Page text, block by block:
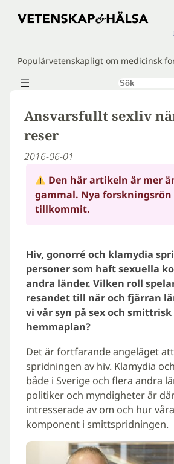
Hoppa
Populärvetenskapligt om medicinsk
Sök
Ansvarsfullt sexliv
reser
2016-06-01
Den här artikeln är mer
gammal. Nya forskningsrön
tillkommit.
Hiv, gonorré och klamydia
personer som haft sexuella
andra länder. Vilken roll
resandet till när och fjärran
vi vår syn på sex och
hemmaplan?
Det är fortfarande angeläget
spridningen av hiv. Klamydia
både i Sverige och flera andra
politiker och myndigheter är
intresserade av om och hur
komponent i smittspridningen.